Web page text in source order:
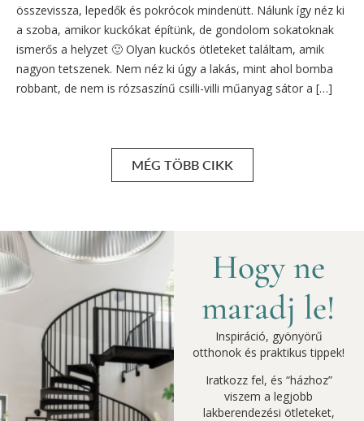
összevissza, lepedők és pokrócok mindenütt. Nálunk így néz ki
a szoba, amikor kuckókat építünk, de gondolom sokatoknak
ismerős a helyzet 🙂 Olyan kuckós ötleteket találtam, amik
nagyon tetszenek. Nem néz ki úgy a lakás, mint ahol bomba
robbant, de nem is rózsaszínű csilli-villi műanyag sátor a […]
MÉG TÖBB CIKK
Hogy ne
maradj le!
Inspiráció, gyönyörű
otthonok és praktikus tippek!
Iratkozz fel, és “házhoz”
viszem a legjobb
lakberendezési ötleteket,